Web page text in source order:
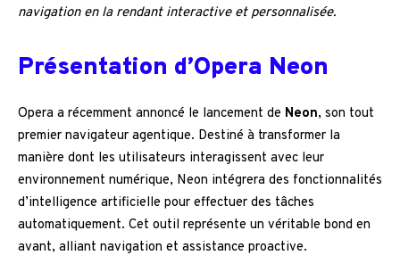
navigation en la rendant interactive et personnalisée.
Présentation d’Opera Neon
Opera a récemment annoncé le lancement de Neon, son tout
premier navigateur agentique. Destiné à transformer la
manière dont les utilisateurs interagissent avec leur
environnement numérique, Neon intégrera des fonctionnalités
d’intelligence artificielle pour effectuer des tâches
automatiquement. Cet outil représente un véritable bond en
avant, alliant navigation et assistance proactive.